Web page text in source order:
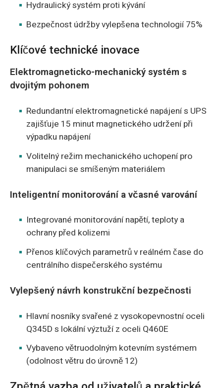
Hydraulický systém proti kývání
Bezpečnost údržby vylepšena technologií 75%
Klíčové technické inovace
Elektromagneticko-mechanický systém s
dvojitým pohonem
Redundantní elektromagnetické napájení s UPS
zajišťuje 15 minut magnetického udržení při
výpadku napájení
Volitelný režim mechanického uchopení pro
manipulaci se smíšeným materiálem
Inteligentní monitorování a včasné varování
Integrované monitorování napětí, teploty a
ochrany před kolizemi
Přenos klíčových parametrů v reálném čase do
centrálního dispečerského systému
Vylepšený návrh konstrukční bezpečnosti
Hlavní nosníky svařené z vysokopevnostní oceli
Q345D s lokální výztuží z oceli Q460E
Vybaveno větruodolným kotevním systémem
(odolnost větru do úrovně 12)